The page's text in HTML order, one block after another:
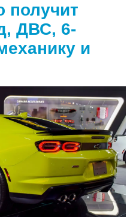
получит
ДВС, 6-
и